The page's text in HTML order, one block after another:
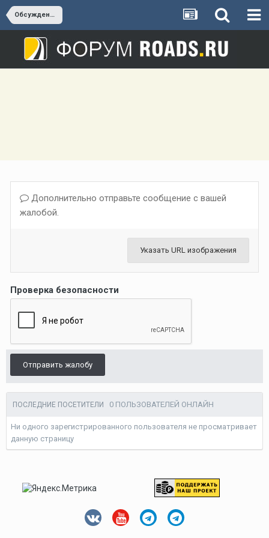
Обсуждение СВХ
Дополнительно отправьте сообщение с вашей
жалобой.
Указать URL изображения
Проверка безопасности
Отправить жалобу
ПОСЛЕДНИЕ ПОСЕТИТЕЛИ 0 ПОЛЬЗОВАТЕЛЕЙ ОНЛАЙН
Ни одного зарегистрированного пользователя не просматривает
данную страницу